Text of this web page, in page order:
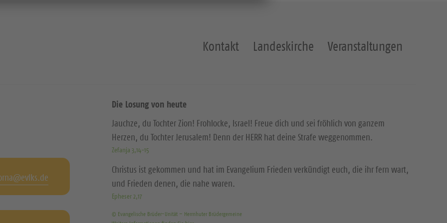
Kontakt Landeskirche Veranstaltungen
Die Losung von heute
Jauchze, du Tochter Zion! Frohlocke, Israel! Freue dich und sei fröhlich von ganzem
Herzen, du Tochter Jerusalem! Denn der HERR hat deine Strafe weggenommen.
Zefanja 3,14-15
Christus ist gekommen und hat im Evangelium Frieden verkündigt euch, die ihr fern wart,
und Frieden denen, die nahe waren.
Epheser 2,17
© Evangelische Brüder-Unität – Herrnhuter Brüdergemeine